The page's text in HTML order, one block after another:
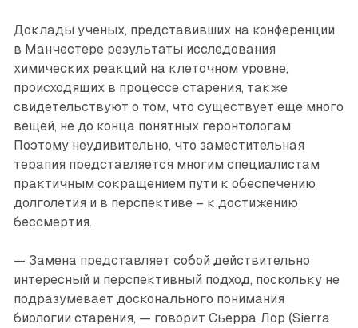
Доклады ученых, представивших на конференции
в Манчестере результаты исследования
химических реакций на клеточном уровне,
происходящих в процессе старения, также
свидетельствуют о том, что существует еще много
вещей, не до конца понятных геронтологам.
Поэтому неудивительно, что заместительная
терапия представляется многим специалистам
практичным сокращением пути к обеспечению
долголетия и в перспективе – к достижению
бессмертия.
— Замена представляет собой действительно
интересный и перспективный подход, поскольку не
подразумевает досконального понимания
биологии старения, — говорит Сьерра Лор (Sierra